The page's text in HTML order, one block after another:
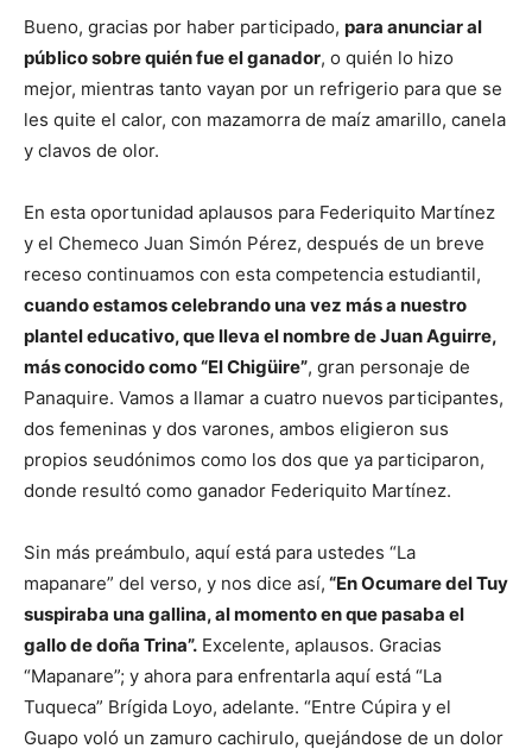
Bueno, gracias por haber participado, para anunciar al
público sobre quién fue el ganador, o quién lo hizo
mejor, mientras tanto vayan por un refrigerio para que se
les quite el calor, con mazamorra de maíz amarillo, canela
y clavos de olor.
En esta oportunidad aplausos para Federiquito Martínez
y el Chemeco Juan Simón Pérez, después de un breve
receso continuamos con esta competencia estudiantil,
cuando estamos celebrando una vez más a nuestro
plantel educativo, que lleva el nombre de Juan Aguirre,
más conocido como “El Chigüire”, gran personaje de
Panaquire. Vamos a llamar a cuatro nuevos participantes,
dos femeninas y dos varones, ambos eligieron sus
propios seudónimos como los dos que ya participaron,
donde resultó como ganador Federiquito Martínez.
Sin más preámbulo, aquí está para ustedes “La
mapanare” del verso, y nos dice así, “En Ocumare del Tuy
suspiraba una gallina, al momento en que pasaba el
gallo de doña Trina”. Excelente, aplausos. Gracias
“Mapanare”; y ahora para enfrentarla aquí está “La
Tuqueca” Brígida Loyo, adelante. “Entre Cúpira y el
Guapo voló un zamuro cachirulo, quejándose de un dolor